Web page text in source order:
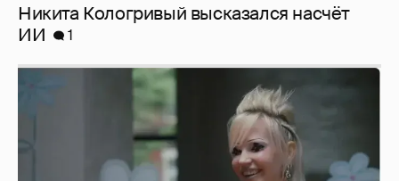
Никита Кологривый высказался насчёт
ИИ
1